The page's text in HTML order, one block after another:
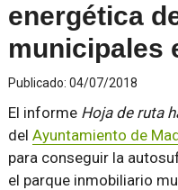
energética
municipales
Publicado: 04/07/2018
El informe Hoja de ruta
del Ayuntamiento de
para conseguir la
el parque inmobiliario